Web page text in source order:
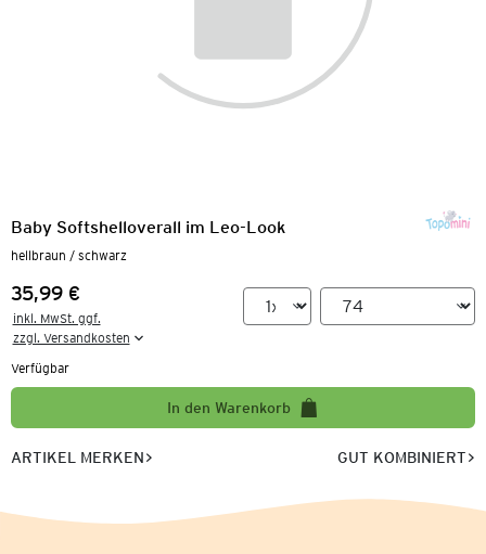
Baby Softshelloverall im Leo-Look
hellbraun / schwarz
Preis:
35,99 €
inkl. MwSt. ggf.
zzgl. Versandkosten
Verfügbar
In den Warenkorb
ARTIKEL MERKEN GUT KOMBINIERT